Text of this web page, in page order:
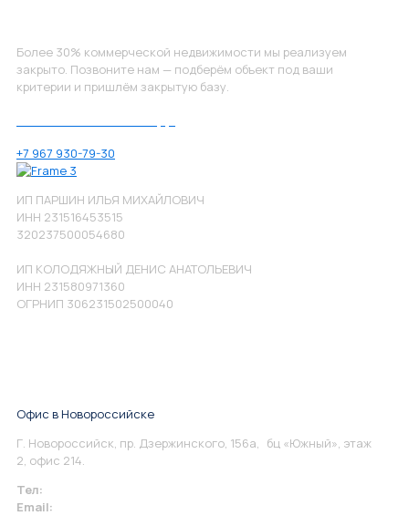
Более 30% коммерческой недвижимости мы реализуем
закрыто. Позвоните нам — подберём объект под ваши
критерии и пришлём закрытую базу.
+7 967 930-79-30
ИП ПАРШИН ИЛЬЯ МИХАЙЛОВИЧ
ИНН 231516453515
320237500054680
ИП КОЛОДЯЖНЫЙ ДЕНИС АНАТОЛЬЕВИЧ
ИНН 231580971360
ОГРНИП 306231502500040
Офис в Новороссийске
Г. Новороссийск, пр. Дзержинского, 156а, бц «Южный», этаж
2, офис 214.
Тел:
Email: